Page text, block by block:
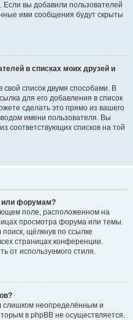
вы добавили пользователей
ими сообщения будут скрыты
в списках моих друзей и
список двумя способами. В
для его добавления в список
сделать это прямо из вашего
имени пользователя. Вы
соответствующих списков на той
или форумам?
поле, расположенном на
просмотра форума или темы.
щёлкнув по ссылке
страницах конференции.
от используемого стиля.
слишком неопределённым и
в phpBB не осуществляется.